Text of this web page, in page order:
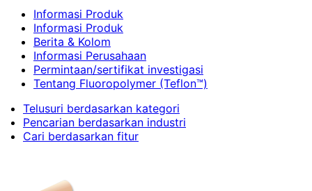
Informasi Produk
Informasi Produk
Berita & Kolom
Informasi Perusahaan
Permintaan/sertifikat investigasi
Tentang Fluoropolymer (Teflon™)
Telusuri berdasarkan kategori
Pencarian berdasarkan industri
Cari berdasarkan fitur